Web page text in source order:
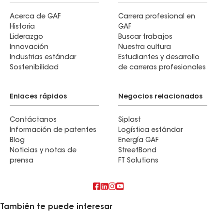
Acerca de GAF
Historia
Liderazgo
Innovación
Industrias estándar
Sostenibilidad
Carrera profesional en
GAF
Buscar trabajos
Nuestra cultura
Estudiantes y desarrollo
de carreras profesionales
Enlaces rápidos
Contáctanos
Información de patentes
Blog
Noticias y notas de
prensa
Negocios relacionados
Siplast
Logística estándar
Energía GAF
StreetBond
FT Solutions
También te puede interesar